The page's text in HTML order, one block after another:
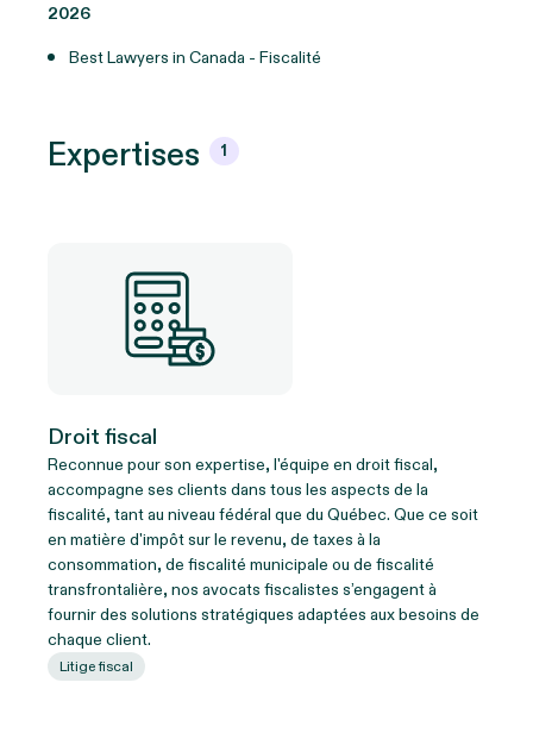
2026
Best Lawyers in Canada - Fiscalité
Expertises 1
Droit fiscal
Reconnue pour son expertise, l'équipe en droit fiscal,
accompagne ses clients dans tous les aspects de la
fiscalité, tant au niveau fédéral que du Québec. Que ce soit
en matière d'impôt sur le revenu, de taxes à la
consommation, de fiscalité municipale ou de fiscalité
transfrontalière, nos avocats fiscalistes s’engagent à
fournir des solutions stratégiques adaptées aux besoins de
chaque client.
Litige fiscal